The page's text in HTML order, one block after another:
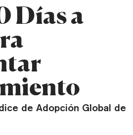
Días a
de Adopción Global de